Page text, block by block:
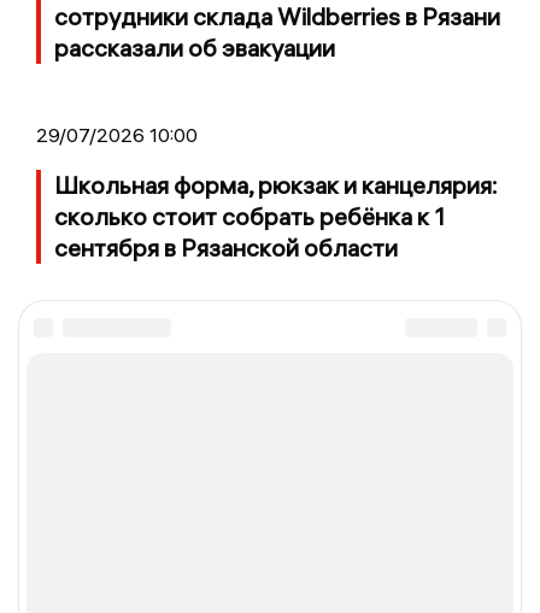
сотрудники склада Wildberries в Рязани
рассказали об эвакуации
29/07/2026 10:00
Школьная форма, рюкзак и канцелярия:
сколько стоит собрать ребёнка к 1
сентября в Рязанской области